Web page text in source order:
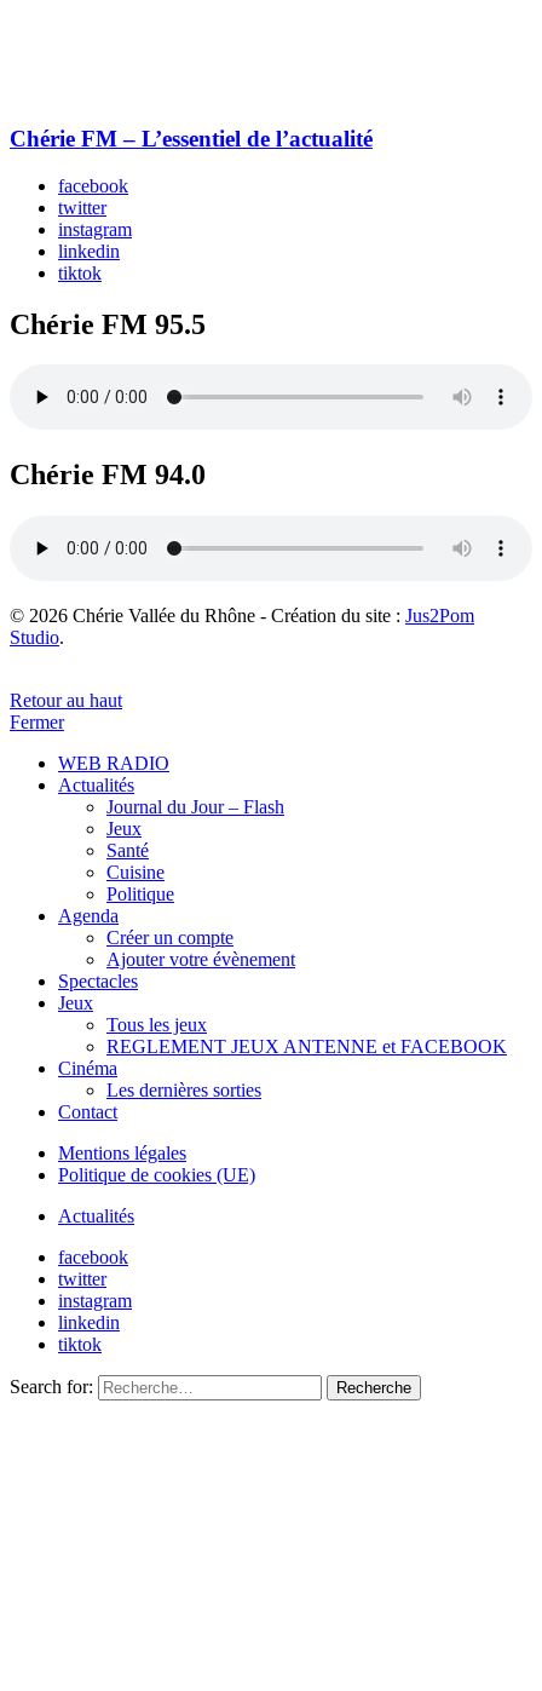
Chérie FM – L’essentiel de l’actualité
facebook
twitter
instagram
linkedin
tiktok
Chérie FM 95.5
Chérie FM 94.0
© 2026 Chérie Vallée du Rhône - Création du site : Jus2Pom
Studio.
Retour au haut
Fermer
WEB RADIO
Actualités
Journal du Jour – Flash
Jeux
Santé
Cuisine
Politique
Agenda
Créer un compte
Ajouter votre évènement
Spectacles
Jeux
Tous les jeux
REGLEMENT JEUX ANTENNE et FACEBOOK
Cinéma
Les dernières sorties
Contact
Mentions légales
Politique de cookies (UE)
Actualités
facebook
twitter
instagram
linkedin
tiktok
Search for: Recherche